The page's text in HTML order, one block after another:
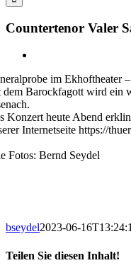
Countertenor Valer
Bildim Ekhoftheater
dem Barockfagott wird ein
Konzert heute Abend
Internetseite https://
Fotos: Bernd Seydel
bseydel2023-06-
Teilen Sie diesen Inhalt!